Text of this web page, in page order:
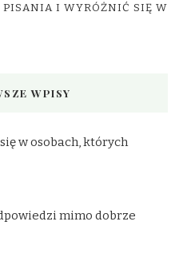
PISANIA I WYRÓŻNIĆ SIĘ W
WPISY
w osobach, których
mimo dobrze